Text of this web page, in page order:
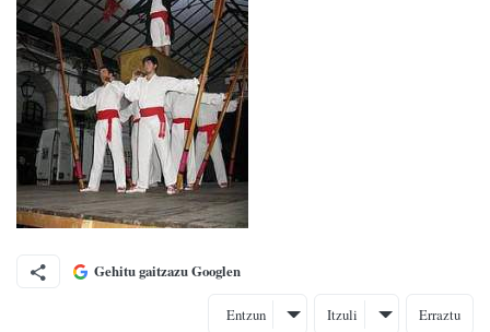
Gehitu gaitzazu Googlen
Entzun Itzuli Erraztu